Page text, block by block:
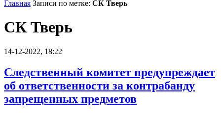
Главная Записи по метке: СК Тверь
СК Тверь
14-12-2022, 18:22
Следственный комитет предупреждает
об ответственности за контрабанду
запрещенных предметов